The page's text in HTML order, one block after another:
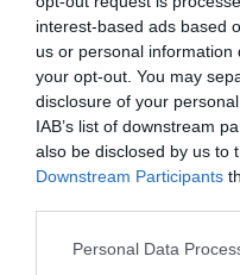
interest-based ads based
us or personal
your opt-out. You may
disclosure of your
IAB’s list of downstream
also be disclosed by us to
Downstream Participants
Please note that this
Personal Data
Csapadékhiány és
aszály jellemzi
eddig a
kapásnövények
szinte teljes
táblák állapota
a
Az
már